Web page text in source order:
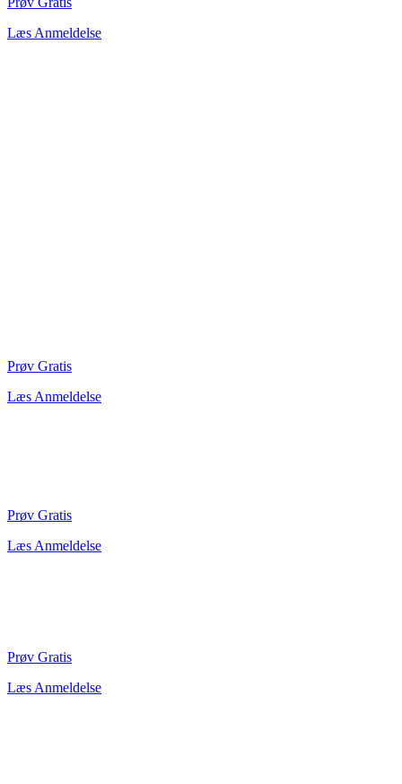
Læs Anmeldelse
Prøv Gratis
Læs Anmeldelse
Prøv Gratis
Læs Anmeldelse
Prøv Gratis
Læs Anmeldelse